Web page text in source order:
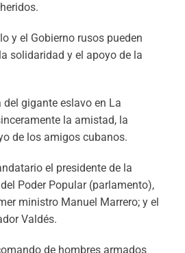
y el Gobierno rusos pueden
solidaridad y el apoyo de la
gigante eslavo en La
la amistad, la
de los amigos cubanos.
el presidente de la
Poder Popular (parlamento),
ministro Manuel Marrero; y el
Valdés.
de hombres armados